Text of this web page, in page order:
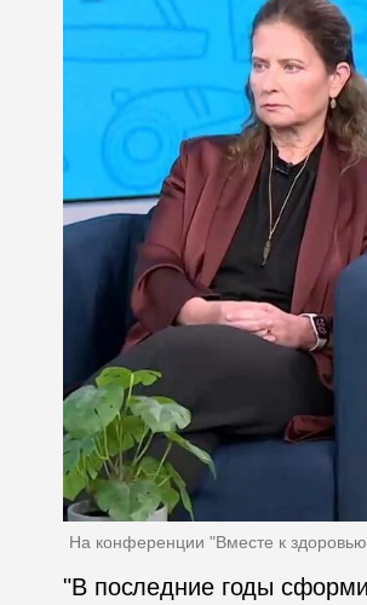
На конференции "Вместе к
"В последние годы